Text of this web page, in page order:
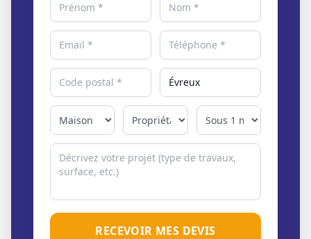
RECEVOIR MES DEVIS